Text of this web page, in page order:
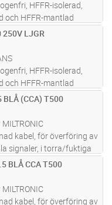
HFFR-isolerad,
och HFFR-mantlad
fåtrådiga ledare av
i par. Kabeln är
för att förenkla
250V LJGR
HFFR-isolerad,
och HFFR-mantlad
fåtrådiga ledare av
i par. Kabeln är
för att förenkla
BLÅ (CCA) T500
MILTRONIC
kabel, för överföring av
signaler, i torra/fuktiga
Vid
låg rökutveckling
mer
BLÅ CCA T500
MILTRONIC
kabel, för överföring av